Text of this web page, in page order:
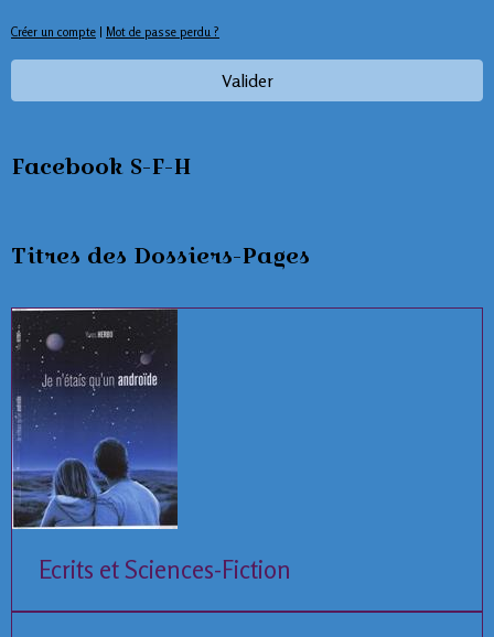
Créer un compte Mot de passe perdu ?
Valider
Facebook S-F-H
Titres des Dossiers-Pages
Ecrits et Sciences-Fiction